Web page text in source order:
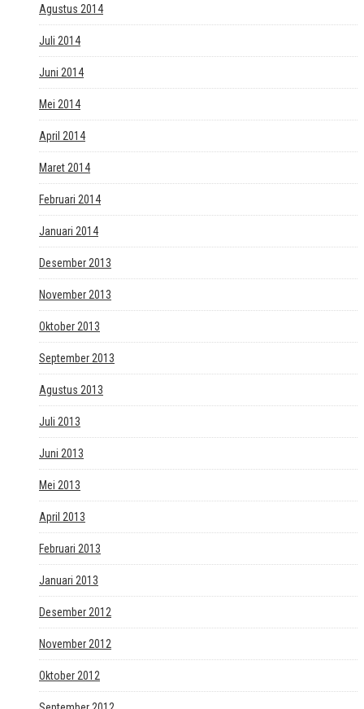
Agustus 2014
Juli 2014
Juni 2014
Mei 2014
April 2014
Maret 2014
Februari 2014
Januari 2014
Desember 2013
November 2013
Oktober 2013
September 2013
Agustus 2013
Juli 2013
Juni 2013
Mei 2013
April 2013
Februari 2013
Januari 2013
Desember 2012
November 2012
Oktober 2012